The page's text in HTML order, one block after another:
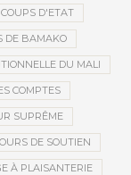
COUPS D'ETAT
DE BAMAKO
DU MALI
COMPTES
SUPRÊME
DE SOUTIEN
À PLAISANTERIE